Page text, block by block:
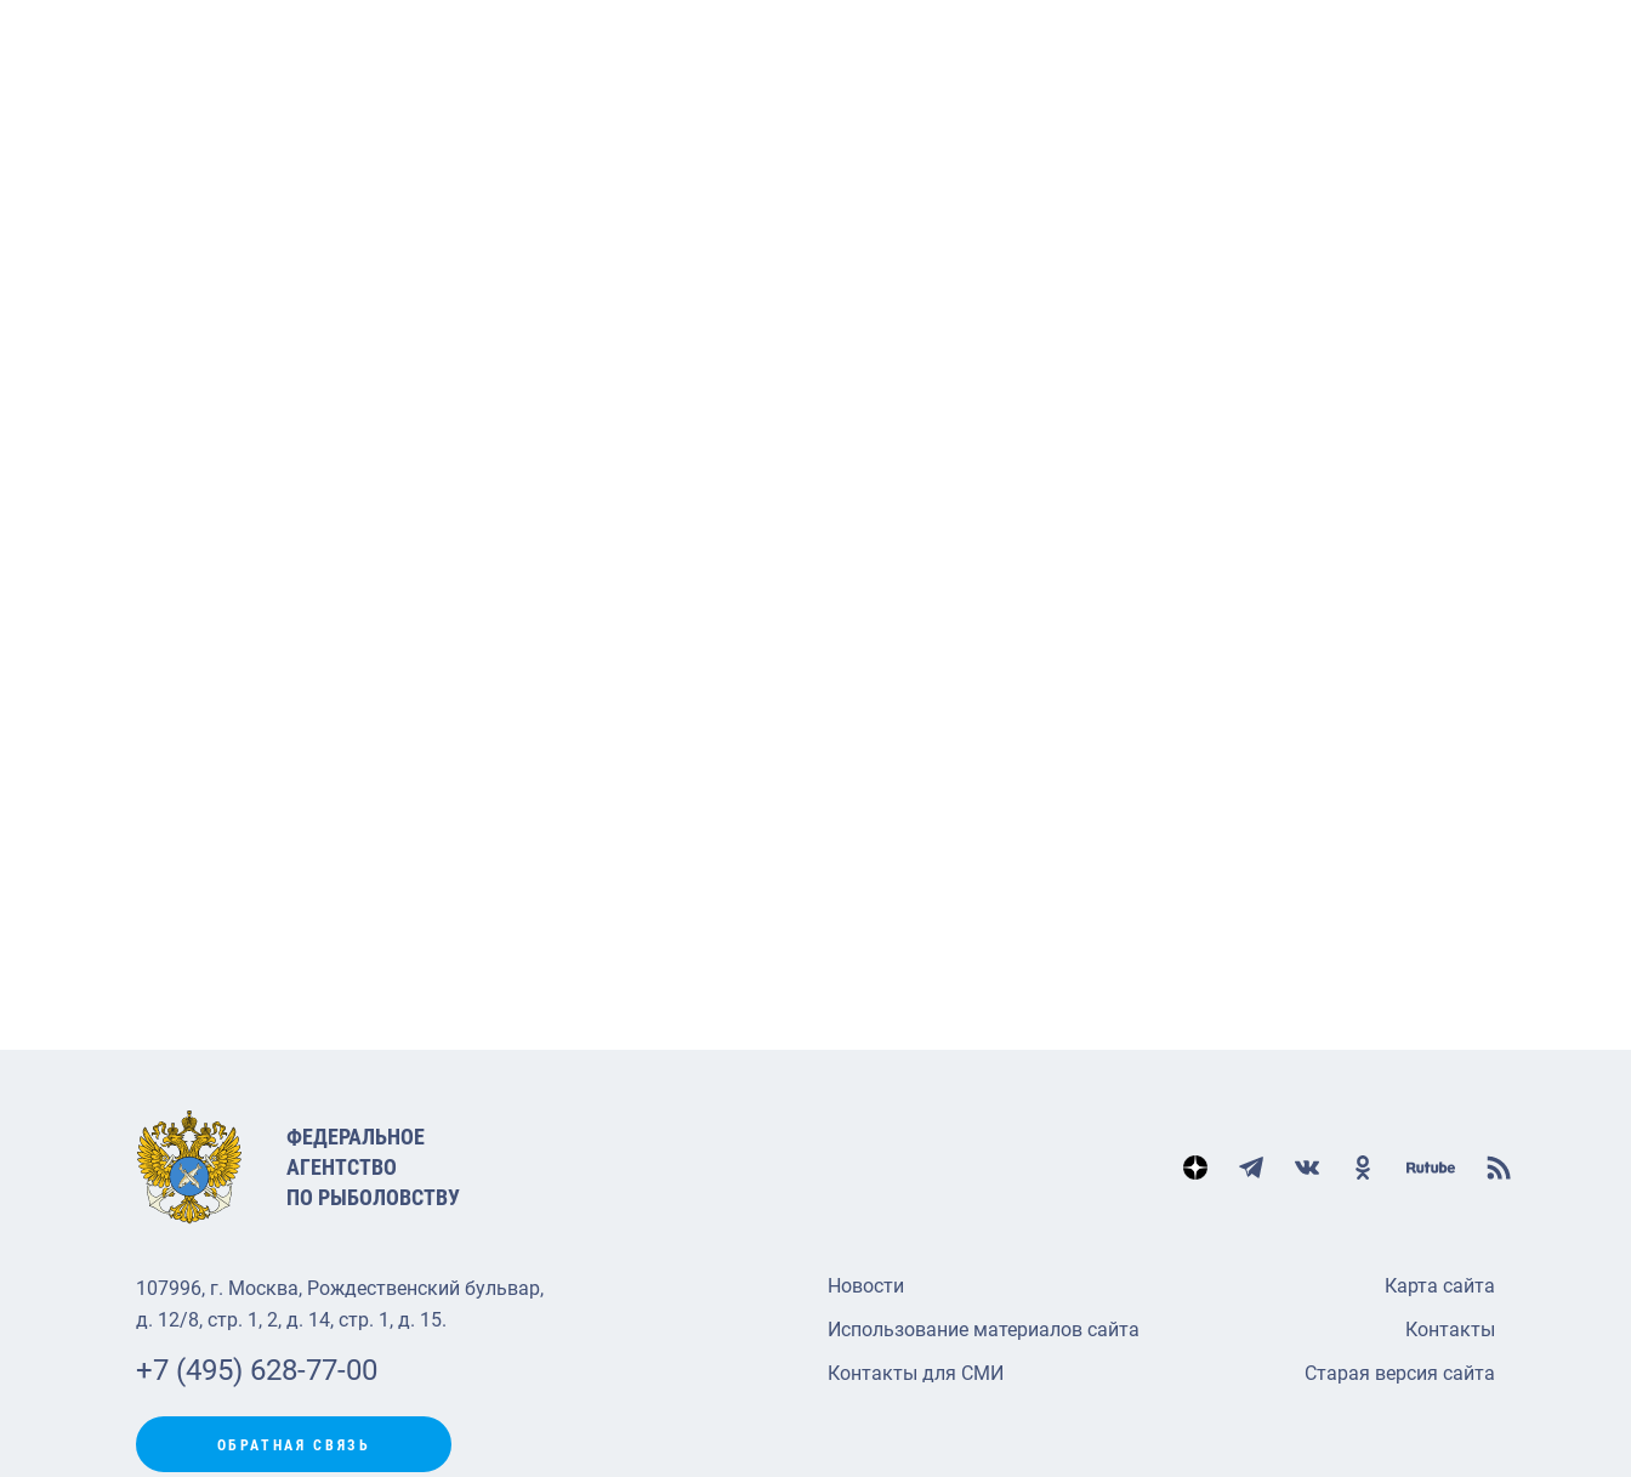
ФЕДЕРАЛЬНОЕ
АГЕНТСТВО
ПО РЫБОЛОВСТВУ
107996, г. Москва, Рождественский бульвар,
д. 12/8, стр. 1, 2, д. 14, стр. 1, д. 15.
+7 (495) 628-77-00
ОБРАТНАЯ СВЯЗЬ
Новости
Использование материалов сайта
Контакты для СМИ
Карта сайта
Контакты
Старая версия сайта